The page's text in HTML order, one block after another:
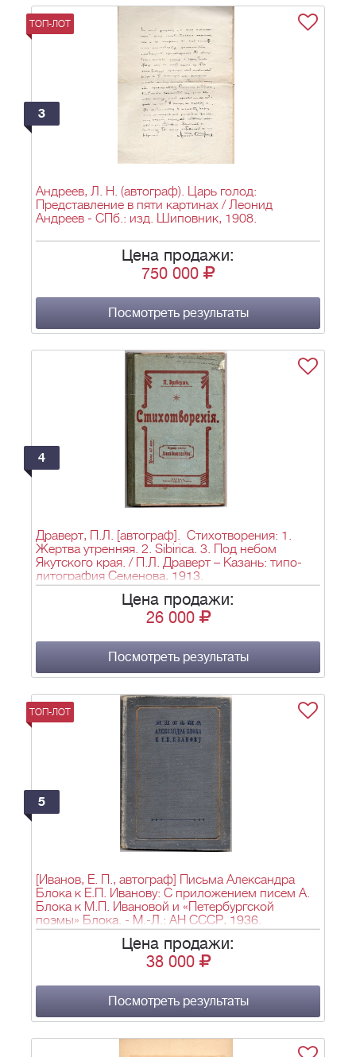
ТОП-ЛОТ
3
Андреев, Л. Н. (автограф). Царь голод:
Представление в пяти картинах / Леонид
Андреев - СПб.: изд. Шиповник, 1908.
Цена продажи:
750 000
Посмотреть результаты
4
Драверт, П.Л. [автограф]. Стихотворения: 1.
Жертва утренняя. 2. Sibirica. 3. Под небом
Якутского края. / П.Л. Драверт – Казань: типо-
литография Семенова, 1913.
Цена продажи:
26 000
Посмотреть результаты
ТОП-ЛОТ
5
[Иванов, Е. П., автограф] Письма Александра
Блока к Е.П. Иванову: С приложением писем А.
Блока к М.П. Ивановой и «Петербургской
поэмы» Блока. - М.-Л.: АН СССР, 1936.
Цена продажи:
38 000
Посмотреть результаты